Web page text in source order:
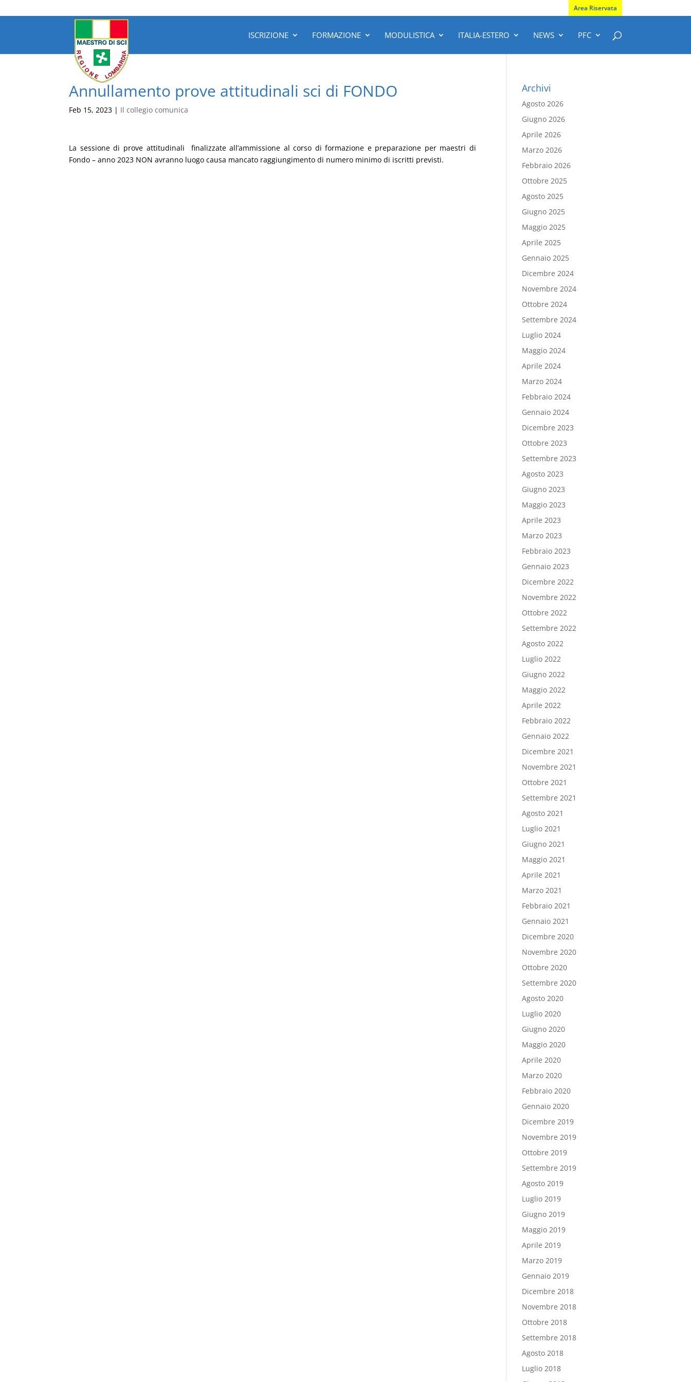
Area Riservata
ISCRIZIONE FORMAZIONE MODULISTICA ITALIA-ESTERO NEWS PFC
Annullamento prove attitudinali sci di FONDO
Feb 15, 2023 | Il collegio comunica
La sessione di prove attitudinali finalizzate all’ammissione al corso di formazione e preparazione per maestri di
Fondo – anno 2023 NON avranno luogo causa mancato raggiungimento di numero minimo di iscritti previsti.
Archivi
Agosto 2026
Giugno 2026
Aprile 2026
Marzo 2026
Febbraio 2026
Ottobre 2025
Agosto 2025
Giugno 2025
Maggio 2025
Aprile 2025
Gennaio 2025
Dicembre 2024
Novembre 2024
Ottobre 2024
Settembre 2024
Luglio 2024
Maggio 2024
Aprile 2024
Marzo 2024
Febbraio 2024
Gennaio 2024
Dicembre 2023
Ottobre 2023
Settembre 2023
Agosto 2023
Giugno 2023
Maggio 2023
Aprile 2023
Marzo 2023
Febbraio 2023
Gennaio 2023
Dicembre 2022
Novembre 2022
Ottobre 2022
Settembre 2022
Agosto 2022
Luglio 2022
Giugno 2022
Maggio 2022
Aprile 2022
Febbraio 2022
Gennaio 2022
Dicembre 2021
Novembre 2021
Ottobre 2021
Settembre 2021
Agosto 2021
Luglio 2021
Giugno 2021
Maggio 2021
Aprile 2021
Marzo 2021
Febbraio 2021
Gennaio 2021
Dicembre 2020
Novembre 2020
Ottobre 2020
Settembre 2020
Agosto 2020
Luglio 2020
Giugno 2020
Maggio 2020
Aprile 2020
Marzo 2020
Febbraio 2020
Gennaio 2020
Dicembre 2019
Novembre 2019
Ottobre 2019
Settembre 2019
Agosto 2019
Luglio 2019
Giugno 2019
Maggio 2019
Aprile 2019
Marzo 2019
Gennaio 2019
Dicembre 2018
Novembre 2018
Ottobre 2018
Settembre 2018
Agosto 2018
Luglio 2018